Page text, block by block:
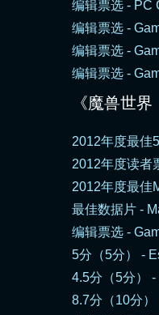
编辑票选 - PC
编辑票选 -
编辑票选 -
编辑票选 -
《魔兽世
2012年度最佳
2012年度读者
2012年度最佳
最佳数据片 -
编辑票选 -
5分（5分） -
4.5分（5分） -
8.7分（10分）